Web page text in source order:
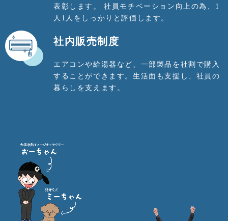
表彰します。 社員モチベーション向上の為、1
人1人をしっかりと評価します。
社内販売制度
エアコンや給湯器など、一部製品を社割で購入
することができます。生活面も支援し、社員の
暮らしを支えます。